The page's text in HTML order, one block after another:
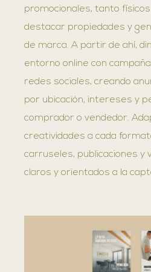
promocionales, tanto
destacar propiedades y
de marca. A partir de ahí,
entorno online con
redes sociales, creando
por ubicación, intereses y
comprador o vendedor.
creatividades a cada
carruseles, publicaciones y
claros y orientados a la